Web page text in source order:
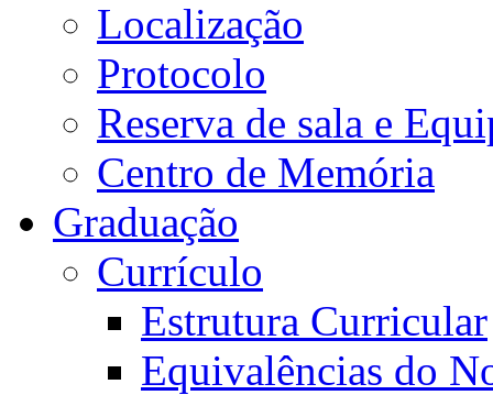
Localização
Protocolo
Reserva de sala e
Centro de Memória
Graduação
Currículo
Estrutura Curricular
Equivalências do